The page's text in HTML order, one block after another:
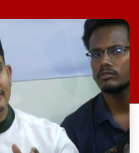
ফেসবুকে
এ মন্তব্য
বিএনপি